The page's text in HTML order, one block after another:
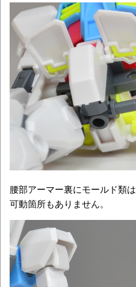
腰部アーマー裏にモールド類
可動箇所もありません。